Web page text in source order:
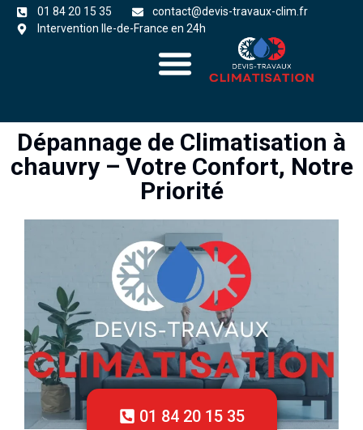
01 84 20 15 35
contact@devis-travaux-clim.fr
Intervention Ile-de-France en 24h
Dépannage de Climatisation à
chauvry – Votre Confort, Notre
Priorité
01 84 20 15 35